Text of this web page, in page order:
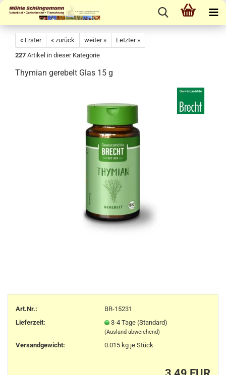
« Erster « zurück weiter »
Letzter »
227 Artikel in dieser Kategorie
Thymian gerebelt Glas 15 g
Art.Nr.:
BR-15231
Lieferzeit:
3-4 Tage (Standard)
(Ausland abweichend)
Versandgewicht: 0.015kg je Stück